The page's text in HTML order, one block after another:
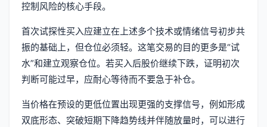
控制风险的核心手段。
首次试探性买入应建立在上述多个技术或情绪信号初步共
振的基础上，但仓位必须轻。这笔交易的目的更多是“试
水”和建立观察仓位。若买入后股价继续下跌，证明初次
判断可能过早，应耐心等待而不要急于补仓。
当价格在预设的更低位置出现更强的支撑信号，例如形成
双底形态、突破短期下降趋势线并伴随放量时，可以进行